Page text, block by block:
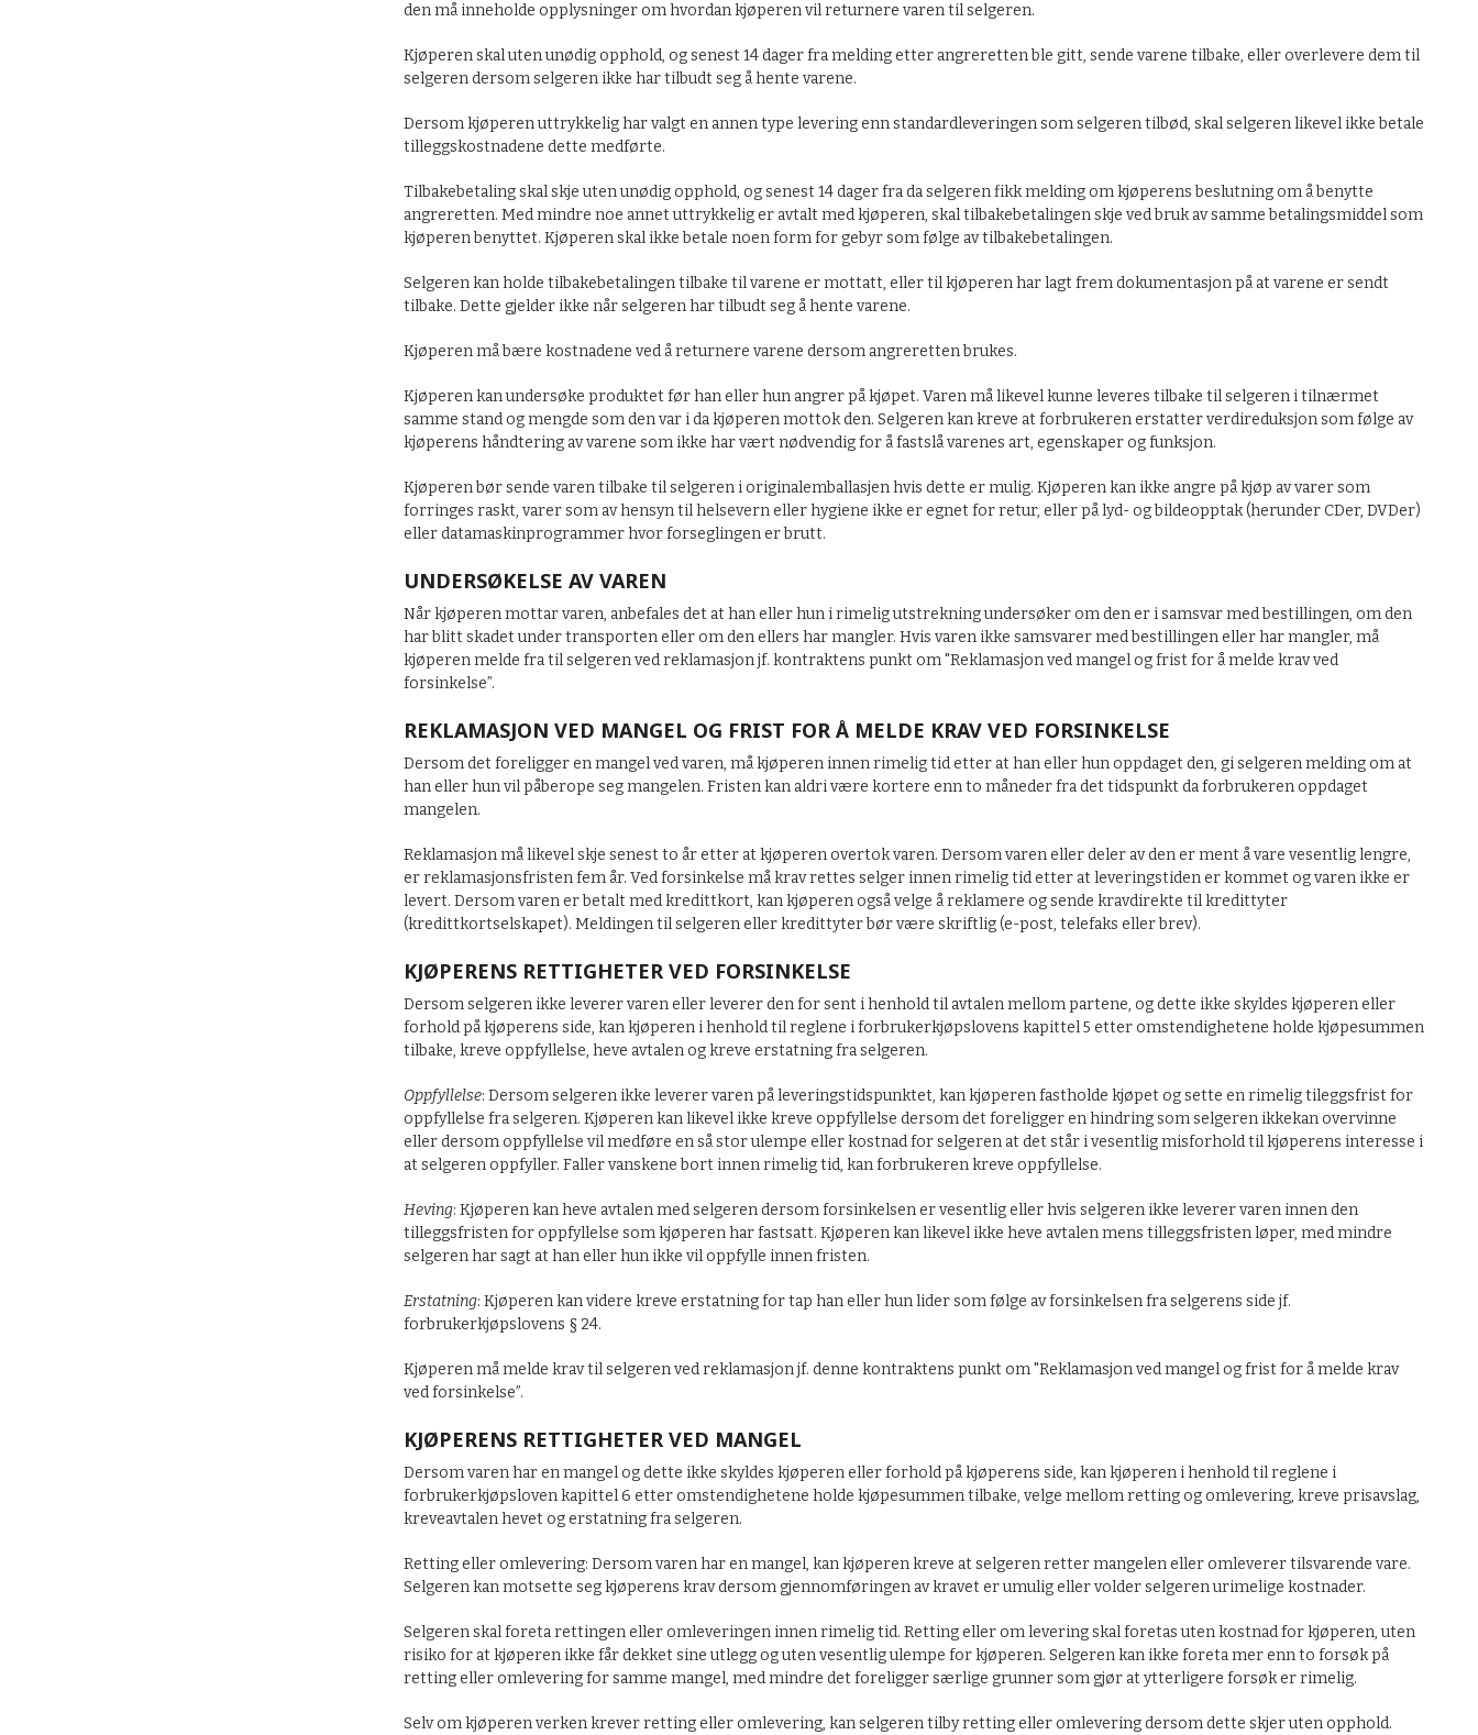
den må inneholde opplysninger om hvordan kjøperen vil returnere varen til selgeren.
Kjøperen skal uten unødig opphold, og senest 14 dager fra melding etter angreretten ble gitt, sende varene tilbake, eller overlevere dem til
selgeren dersom selgeren ikke har tilbudt seg å hente varene.
Dersom kjøperen uttrykkelig har valgt en annen type levering enn standardleveringen som selgeren tilbød, skal selgeren likevel ikke betale
tilleggskostnadene dette medførte.
Tilbakebetaling skal skje uten unødig opphold, og senest 14 dager fra da selgeren fikk melding om kjøperens beslutning om å benytte
angreretten. Med mindre noe annet uttrykkelig er avtalt med kjøperen, skal tilbakebetalingen skje ved bruk av samme betalingsmiddel som
kjøperen benyttet. Kjøperen skal ikke betale noen form for gebyr som følge av tilbakebetalingen.
Selgeren kan holde tilbakebetalingen tilbake til varene er mottatt, eller til kjøperen har lagt frem dokumentasjon på at varene er sendt
tilbake. Dette gjelder ikke når selgeren har tilbudt seg å hente varene.
Kjøperen må bære kostnadene ved å returnere varene dersom angreretten brukes.
Kjøperen kan undersøke produktet før han eller hun angrer på kjøpet. Varen må likevel kunne leveres tilbake til selgeren i tilnærmet
samme stand og mengde som den var i da kjøperen mottok den. Selgeren kan kreve at forbrukeren erstatter verdireduksjon som følge av
kjøperens håndtering av varene som ikke har vært nødvendig for å fastslå varenes art, egenskaper og funksjon.
Kjøperen bør sende varen tilbake til selgeren i originalemballasjen hvis dette er mulig. Kjøperen kan ikke angre på kjøp av varer som
forringes raskt, varer som av hensyn til helsevern eller hygiene ikke er egnet for retur, eller på lyd- og bildeopptak (herunder CDer, DVDer)
eller datamaskinprogrammer hvor forseglingen er brutt.
UNDERSØKELSE AV VAREN
Når kjøperen mottar varen, anbefales det at han eller hun i rimelig utstrekning undersøker om den er i samsvar med bestillingen, om den
har blitt skadet under transporten eller om den ellers har mangler. Hvis varen ikke samsvarer med bestillingen eller har mangler, må
kjøperen melde fra til selgeren ved reklamasjon jf. kontraktens punkt om "Reklamasjon ved mangel og frist for å melde krav ved
forsinkelse”.
REKLAMASJON VED MANGEL OG FRIST FOR Å MELDE KRAV VED FORSINKELSE
Dersom det foreligger en mangel ved varen, må kjøperen innen rimelig tid etter at han eller hun oppdaget den, gi selgeren melding om at
han eller hun vil påberope seg mangelen. Fristen kan aldri være kortere enn to måneder fra det tidspunkt da forbrukeren oppdaget
mangelen.
Reklamasjon må likevel skje senest to år etter at kjøperen overtok varen. Dersom varen eller deler av den er ment å vare vesentlig lengre,
er reklamasjonsfristen fem år. Ved forsinkelse må krav rettes selger innen rimelig tid etter at leveringstiden er kommet og varen ikke er
levert. Dersom varen er betalt med kredittkort, kan kjøperen også velge å reklamere og sende kravdirekte til kredittyter
(kredittkortselskapet). Meldingen til selgeren eller kredittyter bør være skriftlig (e-post, telefaks eller brev).
KJØPERENS RETTIGHETER VED FORSINKELSE
Dersom selgeren ikke leverer varen eller leverer den for sent i henhold til avtalen mellom partene, og dette ikke skyldes kjøperen eller
forhold på kjøperens side, kan kjøperen i henhold til reglene i forbrukerkjøpslovens kapittel 5 etter omstendighetene holde kjøpesummen
tilbake, kreve oppfyllelse, heve avtalen og kreve erstatning fra selgeren.
Oppfyllelse: Dersom selgeren ikke leverer varen på leveringstidspunktet, kan kjøperen fastholde kjøpet og sette en rimelig tileggsfrist for
oppfyllelse fra selgeren. Kjøperen kan likevel ikke kreve oppfyllelse dersom det foreligger en hindring som selgeren ikkekan overvinne
eller dersom oppfyllelse vil medføre en så stor ulempe eller kostnad for selgeren at det står i vesentlig misforhold til kjøperens interesse i
at selgeren oppfyller. Faller vanskene bort innen rimelig tid, kan forbrukeren kreve oppfyllelse.
Heving: Kjøperen kan heve avtalen med selgeren dersom forsinkelsen er vesentlig eller hvis selgeren ikke leverer varen innen den
tilleggsfristen for oppfyllelse som kjøperen har fastsatt. Kjøperen kan likevel ikke heve avtalen mens tilleggsfristen løper, med mindre
selgeren har sagt at han eller hun ikke vil oppfylle innen fristen.
Erstatning: Kjøperen kan videre kreve erstatning for tap han eller hun lider som følge av forsinkelsen fra selgerens side jf.
forbrukerkjøpslovens § 24.
Kjøperen må melde krav til selgeren ved reklamasjon jf. denne kontraktens punkt om "Reklamasjon ved mangel og frist for å melde krav
ved forsinkelse”.
KJØPERENS RETTIGHETER VED MANGEL
Dersom varen har en mangel og dette ikke skyldes kjøperen eller forhold på kjøperens side, kan kjøperen i henhold til reglene i
forbrukerkjøpsloven kapittel 6 etter omstendighetene holde kjøpesummen tilbake, velge mellom retting og omlevering, kreve prisavslag,
kreveavtalen hevet og erstatning fra selgeren.
Retting eller omlevering: Dersom varen har en mangel, kan kjøperen kreve at selgeren retter mangelen eller omleverer tilsvarende vare.
Selgeren kan motsette seg kjøperens krav dersom gjennomføringen av kravet er umulig eller volder selgeren urimelige kostnader.
Selgeren skal foreta rettingen eller omleveringen innen rimelig tid. Retting eller om levering skal foretas uten kostnad for kjøperen, uten
risiko for at kjøperen ikke får dekket sine utlegg og uten vesentlig ulempe for kjøperen. Selgeren kan ikke foreta mer enn to forsøk på
retting eller omlevering for samme mangel, med mindre det foreligger særlige grunner som gjør at ytterligere forsøk er rimelig.
Selv om kjøperen verken krever retting eller omlevering, kan selgeren tilby retting eller omlevering dersom dette skjer uten opphold.